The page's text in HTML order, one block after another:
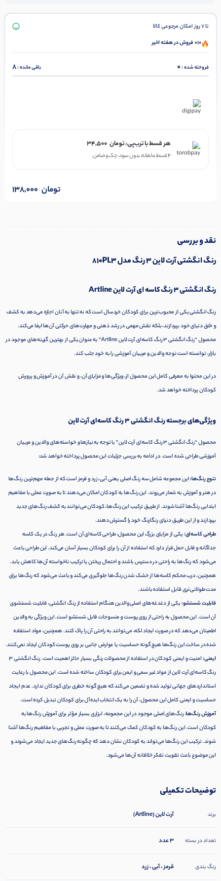
تا 7 روز امکان مرجوعی کالا
10+ فروش در هفته اخیر
فروخته شده :0 باقی مانده :8
هر قسط با ترب‌پی: 34,500 تومان
۴ قسط ماهانه. بدون سود، چک و ضامن.
138,000 تومان
نقد و بررسی
رنگ انگشتی آرت لاین
رنگ انگشتی
رنگ انگشتی یکی از محبوب‌ترین برای کودکان خردسال است که نه تنها به آنان اجازه می‌دهد به کشف
و خلق دنیای خود بپردازند، بلکه نقش مهمی در رشد ذهنی و مهارت‌های حرکتی آن‌ها ایفا می‌کند.
محصول “رنگ انگشتی 3 رنگ کاسه‌ای آرت لاین Artline
” به عنوان یکی از بهترین گزینه‌های موجود در
بازار، توانسته است توجه والدین و مربیان آموزشی را به خود جلب کند.
در این محتوا به معرفی کامل این محصول از، ویژگی‌ها و مزایای آن، و نقش آن در آموزش و پرورش
کودکان پرداخته خواهد شد.
ویژگی‌های برجسته رنگ انگشتی 3 رنگ کاسه‌ای آرت لاین
محصول “رنگ انگشتی 3 رنگ کاسه‌ای آرت لاین” با توجه به نیازها و خواسته‌های والدین و مربیان
آموزشی طراحی شده است. در ادامه به بررسی جزئیات این محصول پرداخته خواهد شد:
تنوع رنگ‌ها:این مجموعه شامل سه رنگ اصلی یعنی آبی، زرد و قرمز است که از جمله مهم‌ترین رنگ‌ها
در هنر و آموزش به شمار می‌روند. این رنگ‌ها به کودکان امکان می‌دهند تا به صورت عملی با مفاهیم
ابتدایی رنگ‌ها آشنا شوند. از طریق ترکیب این رنگ‌ها، کودکان می‌توانند به کشف رنگ‌های جدید
بپردازند و از این طریق دنیای رنگارنگ خود را گسترش دهند.
طراحی کاسه‌ای:یکی از مزایای بزرگ این محصول، طراحی کاسه‌ای آن است. هر رنگ در یک کاسه
جداگانه و قابل حمل قرار دارد که استفاده از آن را برای کودکان بسیار آسان می‌کند. این طراحی باعث
می‌شود که رنگ‌ها به راحتی در دسترس باشند و احتمال ریختن یا ترکیب ناخواسته آن‌ها کاهش یابد.
همچنین، درب محکم کاسه‌ها از خشک شدن رنگ‌ها جلوگیری می‌کند و باعث می‌شود که رنگ‌ها برای
مدت طولانی‌تری قابل استفاده باشند.
قابلیت شستشو:یکی از دغدغه‌های اصلی والدین هنگام استفاده از رنگ انگشتی، قابلیت شستشوی
آن است. این محصول به راحتی از روی پوست و منسوجات قابل شستشو است. این ویژگی به والدین
اطمینان می‌دهد که در صورت ایجاد لکه، می‌توانند به راحتی آن را پاک کنند. همچنین، مواد استفاده
شده در ساخت این رنگ‌ها هیچ گونه حساسیت یا عوارض جانبی بر روی پوست کودکان ایجاد نمی‌کنند.
ایمنی:
امنیت و ایمنی کودکان در استفاده از محصولات رنگی بسیار حائز اهمیت است. رنگ انگشتی 3
رنگ کاسه‌ای آرت لاین از مواد غیر سمی و ایمن برای کودکان ساخته شده است. این محصول با رعایت
استانداردهای جهانی تولید شده و تضمین می‌کند که هیچ گونه خطری برای کودکان ندارد. عدم ایجاد
حساسیت و ایمنی کامل این محصول، آن را به یک انتخاب ایده‌آل برای کودکان تبدیل کرده است.
آموزش رنگ‌ها:رنگ‌های اصلی موجود در این مجموعه، ابزاری بسیار مؤثر برای آموزش رنگ‌ها به
کودکان است. این رنگ‌ها به کودکان کمک می‌کنند تا به صورت عملی و تجربی با مفاهیم رنگ‌ها آشنا
شوند. ترکیب این رنگ‌ها می‌تواند به کودکان نشان دهد که چگونه رنگ‌های جدید ایجاد می‌شوند و
این موضوع باعث تقویت تفکر خلاقانه آن‌ها می‌شود.
توضیحات تکمیلی
برند آرت لاین (Artline)
تعداد در بسته 3 عدد
رنگ بندی قرمز ، آبی ، زرد